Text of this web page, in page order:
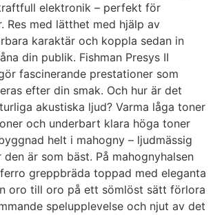
elektronik – perfekt för
Res med lätthet med hjälp av
karaktär och koppla sedan in
din publik. Fishman Presys II
fascinerande prestationer som
efter din smak. Och hur är det
akustiska ljud? Varma låga toner
och underbart klara höga toner
helt i mahogny – ljudmässig
är som bäst. På mahognyhalsen
greppbräda toppad med eleganta
oro till oro på ett sömlöst sätt förlora
spelupplevelse och njut av det